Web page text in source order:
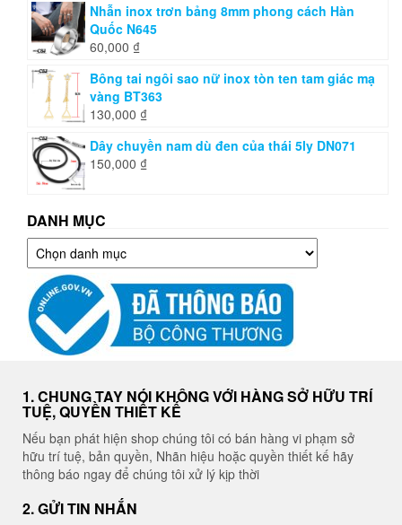
Nhẫn inox trơn bảng 8mm phong cách Hàn
Quốc N645
60,000 ₫
Bông tai ngôi sao nữ inox tòn ten tam giác mạ
vàng BT363
130,000 ₫
Dây chuyền nam dù đen của thái 5ly DN071
150,000 ₫
DANH MỤC
Danh
mục
1. CHUNG TAY NÓI KHÔNG VỚI HÀNG SỞ HỮU TRÍ
TUỆ, QUYỀN THIẾT KẾ
Nếu bạn phát hiện shop chúng tôi có bán hàng vi phạm sở
hữu trí tuệ, bản quyền, Nhãn hiệu hoặc quyền thiết kế hãy
thông báo ngay để chúng tôi xử lý kịp thời
2. GỬI TIN NHẮN